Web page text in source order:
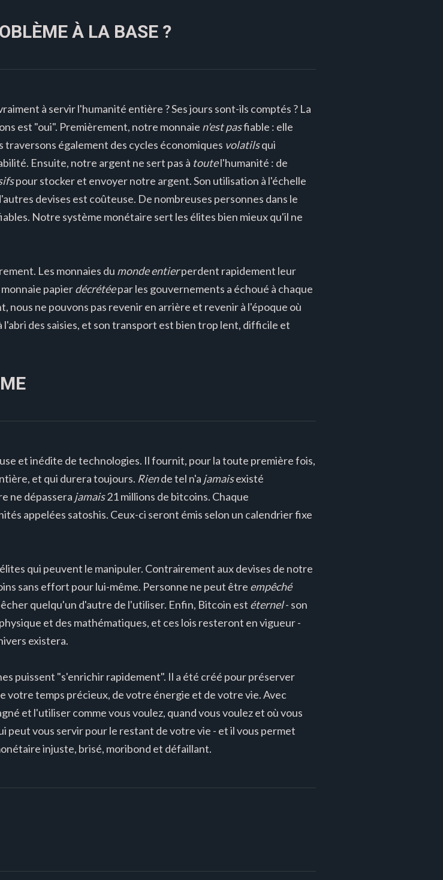
À LA BASE ?
à servir l'humanité entière ? Ses jours sont-ils comptés ? La
est "oui". Premièrement, notre monnaie n'est pasfiable : elle
également des cycles économiques volatilsqui
Ensuite, notre argent ne sert pas à toutel'humanité : de
pour stocker et envoyer notre argent. Son utilisation à l'échelle
devises est coûteuse. De nombreuses personnes dans le
Notre système monétaire sert les élites bien mieux qu'il ne
Les monnaies du monde entierperdent rapidement leur
papierdécrétéepar les gouvernements a échoué à chaque
nous ne pouvons pas revenir en arrière et revenir à l'époque où
l'abri des saisies, et son transport est bien trop lent, difficile et
et inédite de technologies. Il fournit, pour la toute première fois,
et qui durera toujours. Riende tel n'a jamaisexisté
ne dépassera jamais21 millions de bitcoins. Chaque
appelées satoshis. Ceux-ci seront émis selon un calendrier fixe
qui peuvent le manipuler. Contrairement aux devises de notre
sans effort pour lui-même. Personne ne peut être empêché
quelqu'un d'autre de l'utiliser. Enfin, Bitcoin est éternel- son
et des mathématiques, et ces lois resteront en vigueur -
existera.
puissent "s'enrichir rapidement". Il a été créé pour préserver
votre temps précieux, de votre énergie et de votre vie. Avec
et l'utiliser comme vous voulez, quand vous voulez et où vous
peut vous servir pour le restant de votre vie - et il vous permet
injuste, brisé, moribond et défaillant.